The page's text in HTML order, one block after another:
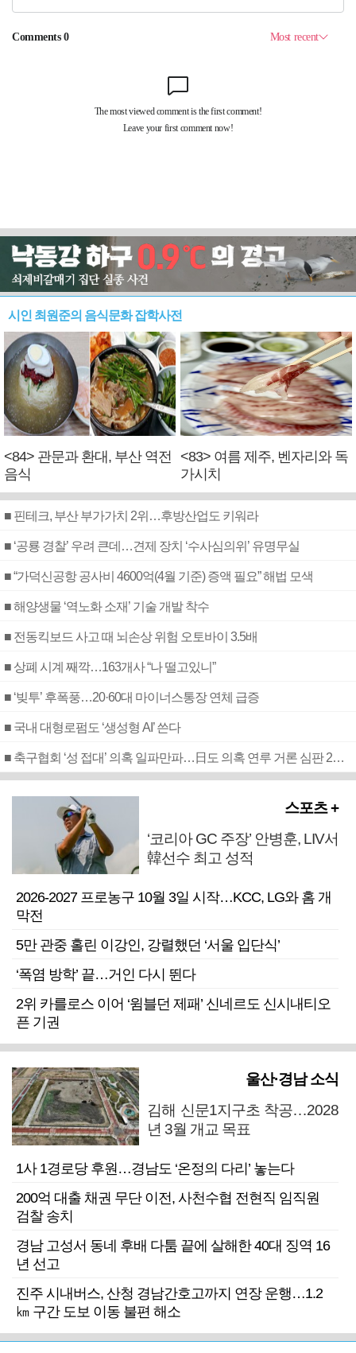
시인 최원준의 음식문화 잡학사전
<84> 관문과 환대, 부산 역전
음식
<83> 여름 제주, 벤자리와 독
가시치
■ 핀테크, 부산 부가가치 2위…후방산업도 키워라
■ ‘공룡 경찰’ 우려 큰데…견제 장치 ‘수사심의위’ 유명무실
■ “가덕신공항 공사비 4600억(4월 기준) 증액 필요” 해법 모색
■ 해양생물 ‘역노화 소재’ 기술 개발 착수
■ 전동킥보드 사고 때 뇌손상 위험 오토바이 3.5배
■ 상폐 시계 째깍…163개사 “나 떨고있니”
■ ‘빚투’ 후폭풍…20·60대 마이너스통장 연체 급증
■ 국내 대형로펌도 ‘생성형 AI’ 쓴다
■ 축구협회 ‘성 접대’ 의혹 일파만파…日도 의혹 연루 거론 심판 2명 조사
스포츠 +
‘코리아 GC 주장’ 안병훈, LIV서
韓선수 최고 성적
2026-2027 프로농구 10월 3일 시작…KCC, LG와 홈 개
막전
5만 관중 홀린 이강인, 강렬했던 ‘서울 입단식’
‘폭염 방학’ 끝…거인 다시 뛴다
2위 카를로스 이어 ‘윔블던 제패’ 신네르도 신시내티오
픈 기권
울산·경남 소식
김해 신문1지구초 착공…2028
년 3월 개교 목표
1사 1경로당 후원…경남도 ‘온정의 다리’ 놓는다
200억 대출 채권 무단 이전, 사천수협 전현직 임직원
검찰 송치
경남 고성서 동네 후배 다툼 끝에 살해한 40대 징역 16
년 선고
진주 시내버스, 산청 경남간호고까지 연장 운행…1.2
㎞ 구간 도보 이동 불편 해소